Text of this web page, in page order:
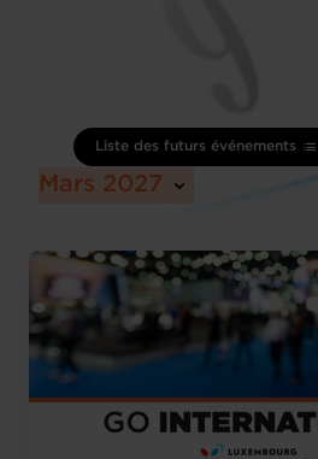
Mars 2027
Liste des futurs événements